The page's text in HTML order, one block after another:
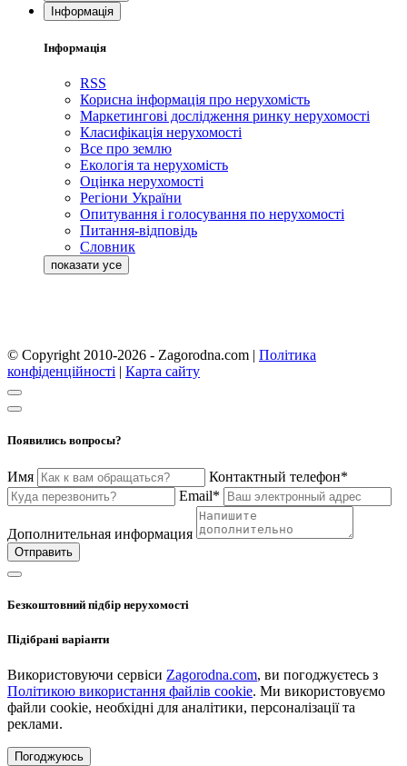
Інформація
Інформація
RSS
Корисна інформація про нерухомість
Маркетингові дослідження ринку нерухомості
Класифікація нерухомості
Все про землю
Екологія та нерухомість
Оцінка нерухомості
Регіони України
Опитування і голосування по нерухомості
Питання-відповідь
Словник
© Copyright 2010-2026 - Zagorodna.com | Політика
конфіденційності | Карта сайту
Появились вопросы?
Имя
Контактный телефон*
Email*
Дополнительная информация
Отправить
Безкоштовний підбір нерухомості
Підібрані варіанти
Використовуючи сервіси Zagorodna.com, ви погоджуєтесь з
Політикою використання файлів cookie. Ми використовуємо
файли cookie, необхідні для аналітики, персоналізації та
реклами.
Погоджуюсь